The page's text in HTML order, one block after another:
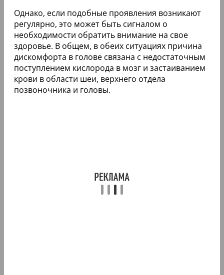
Однако, если подобные проявления возникают
регулярно, это может быть сигналом о
необходимости обратить внимание на свое
здоровье. В общем, в обеих ситуациях причина
дискомфорта в голове связана с недостаточным
поступлением кислорода в мозг и застаиванием
крови в области шеи, верхнего отдела
позвоночника и головы.